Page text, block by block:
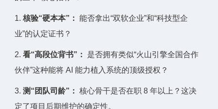
1. 核验“硬本本”： 能否拿出“双软企业”和“科技型企
业”的认定证书？
2. 看“高段位背书”：
是否拥有类似“火山引擎全国合作
伙伴”这种能将 AI 能力植入系统的顶级授权？
3. 测“团队司龄”： 核心骨干是否在职 8 年以上？这决
定了项目后期维护的确定性。